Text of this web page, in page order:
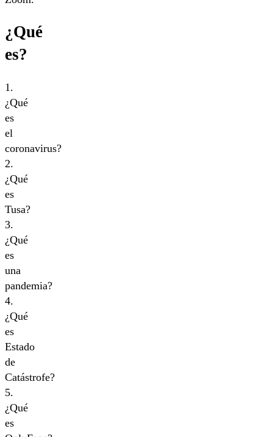
¿Qué
es?
1.
¿Qué
es
el
coronavirus?
2.
¿Qué
es
Tusa?
3.
¿Qué
es
una
pandemia?
4.
¿Qué
es
Estado
de
Catástrofe?
5.
¿Qué
es